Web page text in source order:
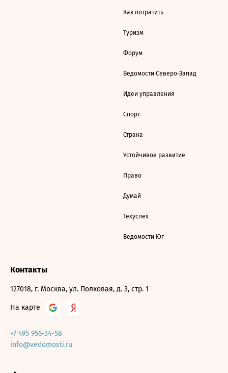
Как потратить
Туризм
Форум
Ведомости Северо-Запад
Идеи управления
Спорт
Страна
Устойчивое развитие
Право
Думай
Техуспех
Ведомости Юг
Контакты
127018, г. Москва, ул. Полковая, д. 3, стр. 1
На карте
+7 495 956-34-58
info@vedomosti.ru